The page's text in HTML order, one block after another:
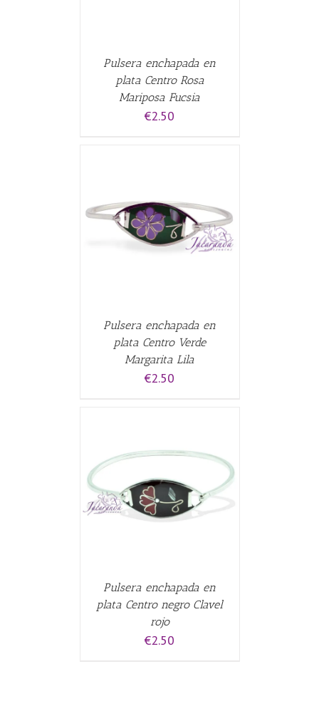
Pulsera enchapada en
plata Centro Rosa
Mariposa Fucsia
€2.50
Pulsera enchapada en
plata Centro Verde
Margarita Lila
€2.50
Pulsera enchapada en
plata Centro negro Clavel
rojo
€2.50